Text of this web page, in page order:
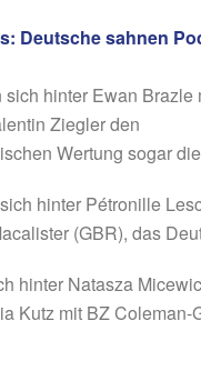
Deutsche sahnen
hinter Ewan
Ziegler den
Wertung sogar
hinter Pétronille
(GBR), das
hinter Natasza
Kutz mit BZ